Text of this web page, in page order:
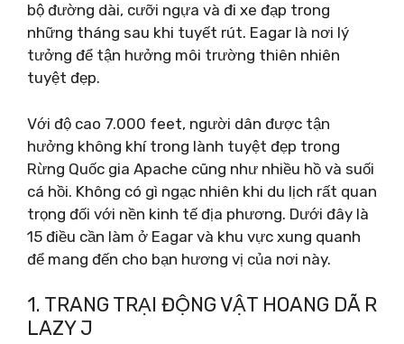
bộ đường dài, cưỡi ngựa và đi xe đạp trong
những tháng sau khi tuyết rút. Eagar là nơi lý
tưởng để tận hưởng môi trường thiên nhiên
tuyệt đẹp.
Với độ cao 7.000 feet, người dân được tận
hưởng không khí trong lành tuyệt đẹp trong
Rừng Quốc gia Apache cũng như nhiều hồ và suối
cá hồi. Không có gì ngạc nhiên khi du lịch rất quan
trọng đối với nền kinh tế địa phương. Dưới đây là
15 điều cần làm ở Eagar và khu vực xung quanh
để mang đến cho bạn hương vị của nơi này.
1. TRANG TRẠI ĐỘNG VẬT HOANG DÃ R
LAZY J